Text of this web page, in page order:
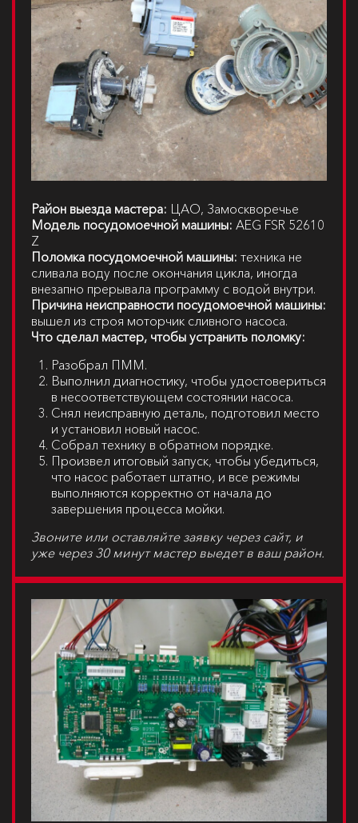
Район выезда мастера: ЦАО, Замоскворечье
Модель посудомоечной машины: AEG FSR 52610
Z
Поломка посудомоечной машины: техника не
сливала воду после окончания цикла, иногда
внезапно прерывала программу с водой внутри.
Причина неисправности посудомоечной машины:
вышел из строя моторчик сливного насоса.
Что сделал мастер, чтобы устранить поломку:
Разобрал ПММ.
Выполнил диагностику, чтобы удостовериться
в несоответствующем состоянии насоса.
Снял неисправную деталь, подготовил место
и установил новый насос.
Собрал технику в обратном порядке.
Произвел итоговый запуск, чтобы убедиться,
что насос работает штатно, и все режимы
выполняются корректно от начала до
завершения процесса мойки.
Звоните или оставляйте заявку через сайт, и
уже через 30 минут мастер выедет в ваш район.